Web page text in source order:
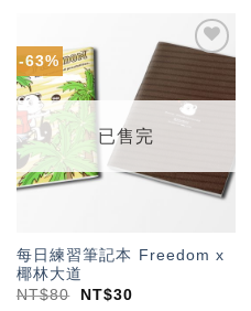
-63%
望輕
已售完
每日練習筆記本 Freedom x
椰林大道
NT$80 NT$30